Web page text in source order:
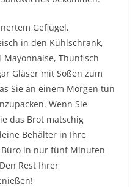
Geflügel,
in den Kühlschrank,
Mayonnaise, Thunfisch
Gläser mit Soßen zum
Sie an einem Morgen tun
Wenn Sie
das Brot matschig
Behälter in Ihre
in nur fünf Minuten
Rest Ihrer